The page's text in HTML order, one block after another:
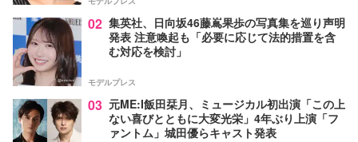
02 集英社、日向坂46藤嶌果歩の写真集を巡り声明
発表 注意喚起も「必要に応じて法的措置を含
む対応を検討」
モデルプレス
03 元ME:I飯田栞月、ミュージカル初出演「この上
ない喜びとともに大変光栄」4年ぶり上演「フ
ァントム」城田優らキャスト発表